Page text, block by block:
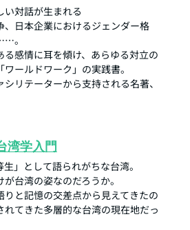
い対話が生まれる
、日本企業におけるジェンダー格
。
る感情に耳を傾け、あらゆる対立の
ールドワーク」の実践書。
リテーターから支持される名著、
湾学入門
」として語られがちな台湾。
台湾の姿なのだろうか。
りと記憶の交差点から見えてきたの
れてきた多層的な台湾の現在地だっ